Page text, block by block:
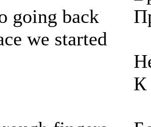
going back
we started
К